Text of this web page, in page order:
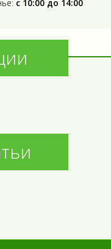
с 10:00 до 14:00